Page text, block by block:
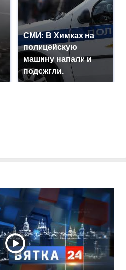
СМИ: В Химках на
полицейскую
машину напали и
подожгли.